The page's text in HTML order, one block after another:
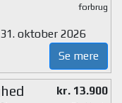
forbrug
oktober 2026
Se mere
kr. 13.900